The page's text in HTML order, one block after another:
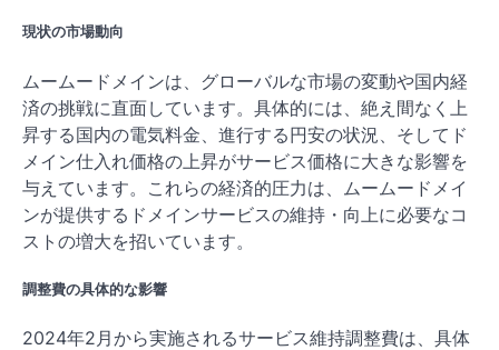
現状の市場動向
ムームードメインは、グローバルな市場の変動や国内経
済の挑戦に直面しています。具体的には、絶え間なく上
昇する国内の電気料金、進行する円安の状況、そしてド
メイン仕入れ価格の上昇がサービス価格に大きな影響を
与えています。これらの経済的圧力は、ムームードメイ
ンが提供するドメインサービスの維持・向上に必要なコ
ストの増大を招いています。
調整費の具体的な影響
2024年2月から実施されるサービス維持調整費は、具体